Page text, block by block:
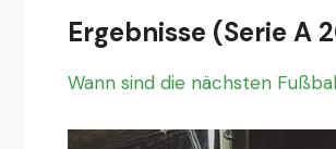
Ergebnisse (Serie A
Wann sind die nächsten